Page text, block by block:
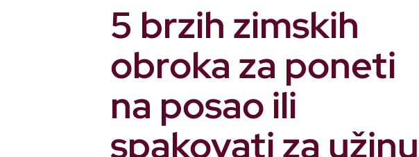
5 brzih zimskih
obroka za poneti
na posao ili
spakovati za užinu